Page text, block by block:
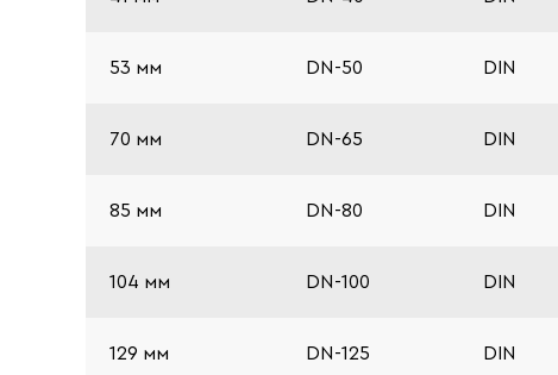
53 мм DN-50 DIN
70 мм DN-65 DIN
85 мм DN-80 DIN
104 мм DN-100 DIN
129 мм DN-125 DIN